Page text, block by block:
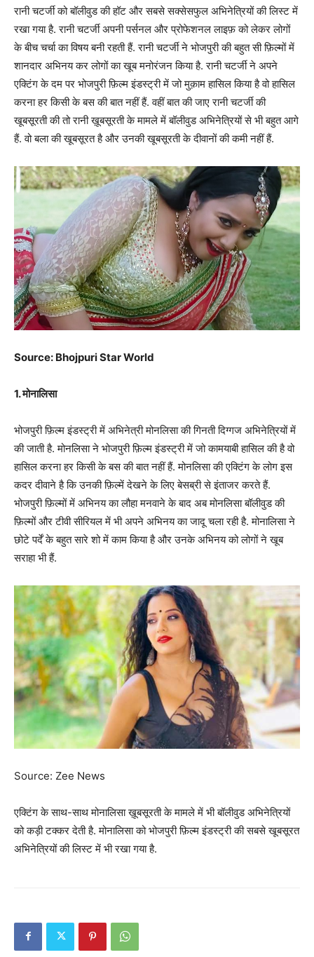
रानी चटर्जी को बॉलीवुड की हॉट और सबसे सक्सेसफुल अभिनेत्रियों की लिस्ट में
रखा गया है. रानी चटर्जी अपनी पर्सनल और प्रोफेशनल लाइफ़ को लेकर लोगों
के बीच चर्चा का विषय बनी रहती हैं. रानी चटर्जी ने भोजपुरी की बहुत सी फ़िल्मों में
शानदार अभिनय कर लोगों का खूब मनोरंजन किया है. रानी चटर्जी ने अपने
एक्टिंग के दम पर भोजपुरी फ़िल्म इंडस्ट्री में जो मुक़ाम हासिल किया है वो हासिल
करना हर किसी के बस की बात नहीं हैं. वहीं बात की जाए रानी चटर्जी की
खूबसूरती की तो रानी ख़ूबसूरती के मामले में बॉलीवुड अभिनेत्रियों से भी बहुत आगे
हैं. वो बला की खूबसूरत है और उनकी खूबसूरती के दीवानों की कमी नहीं हैं.
Source: Bhojpuri Star World
1. मोनालिसा
भोजपुरी फ़िल्म इंडस्ट्री में अभिनेत्री मोनलिसा की गिनती दिग्गज अभिनेत्रियों में
की जाती है. मोनलिसा ने भोजपुरी फ़िल्म इंडस्ट्री में जो कामयाबी हासिल की है वो
हासिल करना हर किसी के बस की बात नहीं हैं. मोनलिसा की एक्टिंग के लोग इस
कदर दीवाने है कि उनकी फ़िल्में देखने के लिए बेसब्री से इंताजर करते हैं.
भोजपुरी फ़िल्मों में अभिनय का लौहा मनवाने के बाद अब मोनलिसा बॉलीवुड की
फ़िल्मों और टीवी सीरियल में भी अपने अभिनय का जादू चला रही है. मोनालिसा ने
छोटे पर्दें के बहुत सारे शो में काम किया है और उनके अभिनय को लोगों ने खूब
सराहा भी हैं.
Source: Zee News
एक्टिंग के साथ-साथ मोनालिसा ख़ूबसूरती के मामले में भी बॉलीवुड अभिनेत्रियों
को कड़ी टक्कर देती है. मोनालिसा को भोजपुरी फ़िल्म इंडस्ट्री की सबसे खूबसूरत
अभिनेत्रियों की लिस्ट में भी रखा गया है.